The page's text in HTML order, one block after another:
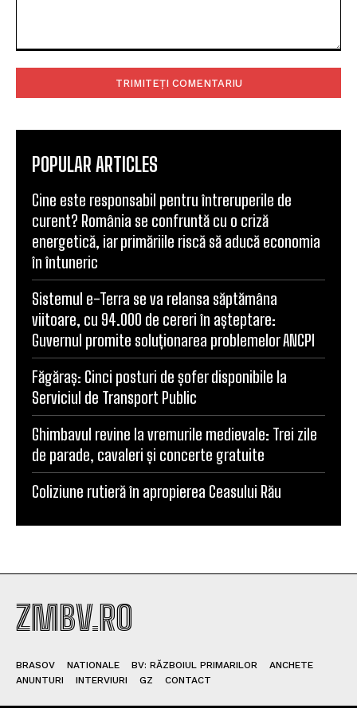
POPULAR ARTICLES
Cine este responsabil pentru întreruperile de
curent? România se confruntă cu o criză
energetică, iar primăriile riscă să aducă economia
în întuneric
Sistemul e-Terra se va relansa săptămâna
viitoare, cu 94.000 de cereri în așteptare:
Guvernul promite soluționarea problemelor ANCPI
Făgăraș: Cinci posturi de șofer disponibile la
Serviciul de Transport Public
Ghimbavul revine la vremurile medievale: Trei zile
de parade, cavaleri și concerte gratuite
Coliziune rutieră în apropierea Ceasului Rău
ZMBV.RO
BRASOV NATIONALE BV: RĂZBOIUL PRIMARILOR
ANCHETE
ANUNTURI
INTERVIURI GZ CONTACT